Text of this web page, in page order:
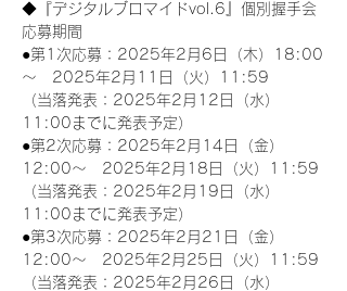
◆『デジタルブロマイドvol.6』個別握手会
応募期間
●第1次応募：2025年2月6日（木）18:00
～　2025年2月11日（火）11:59
（当落発表：2025年2月12日（水）
11:00までに発表予定）
●第2次応募：2025年2月14日（金）
12:00～　2025年2月18日（火）11:59
（当落発表：2025年2月19日（水）
11:00までに発表予定）
●第3次応募：2025年2月21日（金）
12:00～　2025年2月25日（火）11:59
（当落発表：2025年2月26日（水）